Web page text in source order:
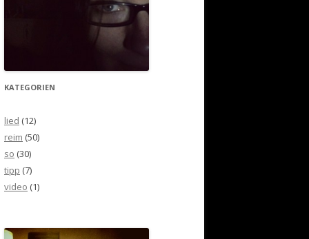
KATEGORIEN
lied (12)
reim (50)
so (30)
tipp (7)
video (1)